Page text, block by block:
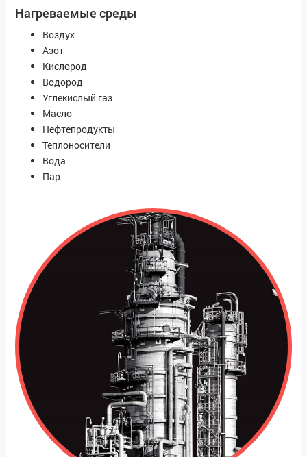
Нагреваемые среды
Воздух
Азот
Кислород
Водород
Углекислый газ
Масло
Нефтепродукты
Теплоносители
Вода
Пар